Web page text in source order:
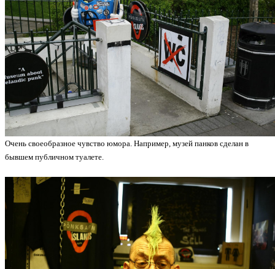
Очень своеобразное чувство юмора. Например, музей панков сделан в
бывшем публичном туалете.